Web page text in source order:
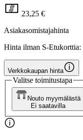
23,25 €
Asiakasomistajahinta
Hinta ilman S-Etukorttia:
Verkkokaupan hinta
Valitse toimitustapa
Nouto myymälästä
Ei saatavilla